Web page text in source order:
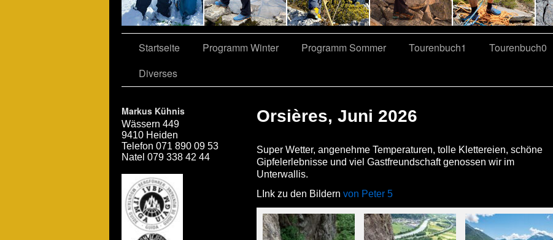
Startseite Programm Winter Programm Sommer Tourenbuch1 Tourenbuch0
Diverses
Markus Kühnis
Wässern 449
9410 Heiden
Telefon 071 890 09 53
Natel 079 338 42 44
Orsières, Juni 2026
Super Wetter, angenehme Temperaturen, tolle Klettereien, schöne
Gipfelerlebnisse und viel Gastfreundschaft genossen wir im
Unterwallis.
LInk zu den Bildern von Peter 5